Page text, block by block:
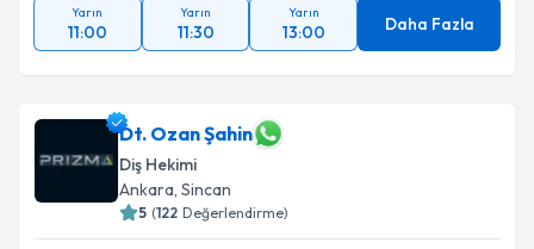
Yarın
11:00
Yarın
11:30
Yarın
13:00 Daha Fazla
Dt. Ozan Şahin
Diş Hekimi
Ankara, Sincan
5 (122 Değerlendirme)